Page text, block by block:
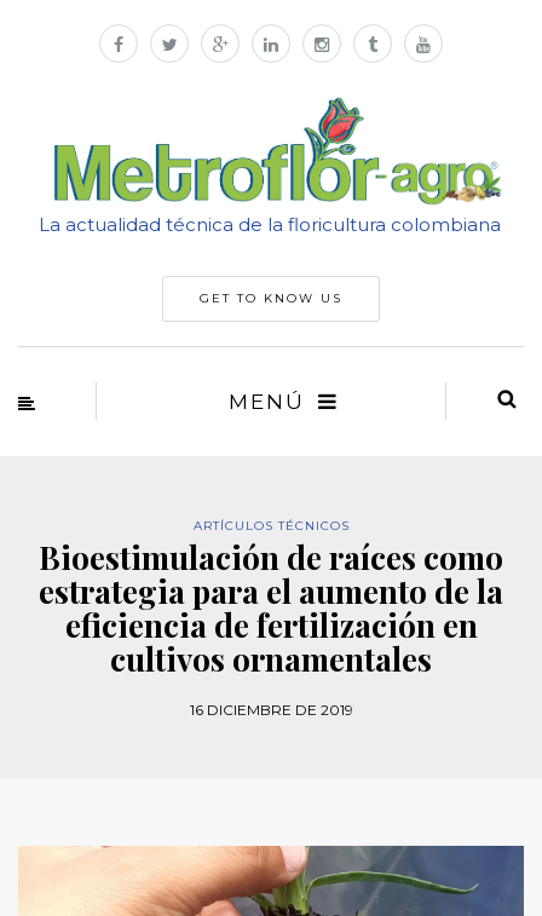
La actualidad técnica de la floricultura colombiana
GET TO KNOW US
MENÚ
ARTÍCULOS TÉCNICOS
Bioestimulación de raíces como
estrategia para el aumento de la
eficiencia de fertilización en
cultivos ornamentales
16 DICIEMBRE DE 2019